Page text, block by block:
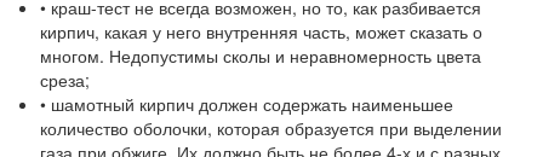
• краш-тест не всегда возможен, но то, как разбивается
кирпич, какая у него внутренняя часть, может сказать о
многом. Недопустимы сколы и неравномерность цвета
среза;
• шамотный кирпич должен содержать наименьшее
количество оболочки, которая образуется при выделении